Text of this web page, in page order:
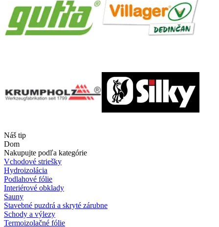
Náš tip
Dom
Nakupujte podľa kategórie
Vchodové striešky
Hydroizolácia
Podlahové fólie
Interiérové obklady
Sauny
Stavebné puzdrá a skryté zárubne
Schody a výlezy
Termoizolačné fólie